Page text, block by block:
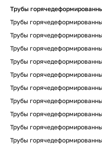
Трубы
Трубы
Трубы
Трубы
Трубы
Трубы
Трубы
Трубы
Трубы
Трубы
Трубы